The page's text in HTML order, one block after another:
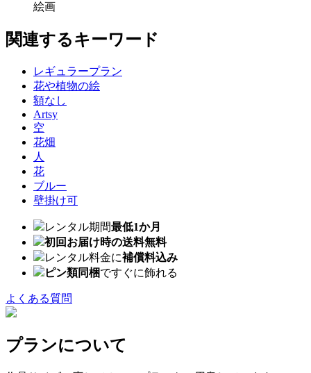
絵画
関連するキーワード
レギュラープラン
花や植物の絵
額なし
Artsy
空
花畑
人
花
ブルー
壁掛け可
レンタル期間最低1か月
初回お届け時の送料無料
レンタル料金に補償料込み
ピン類同梱ですぐに飾れる
よくある質問
プランについて